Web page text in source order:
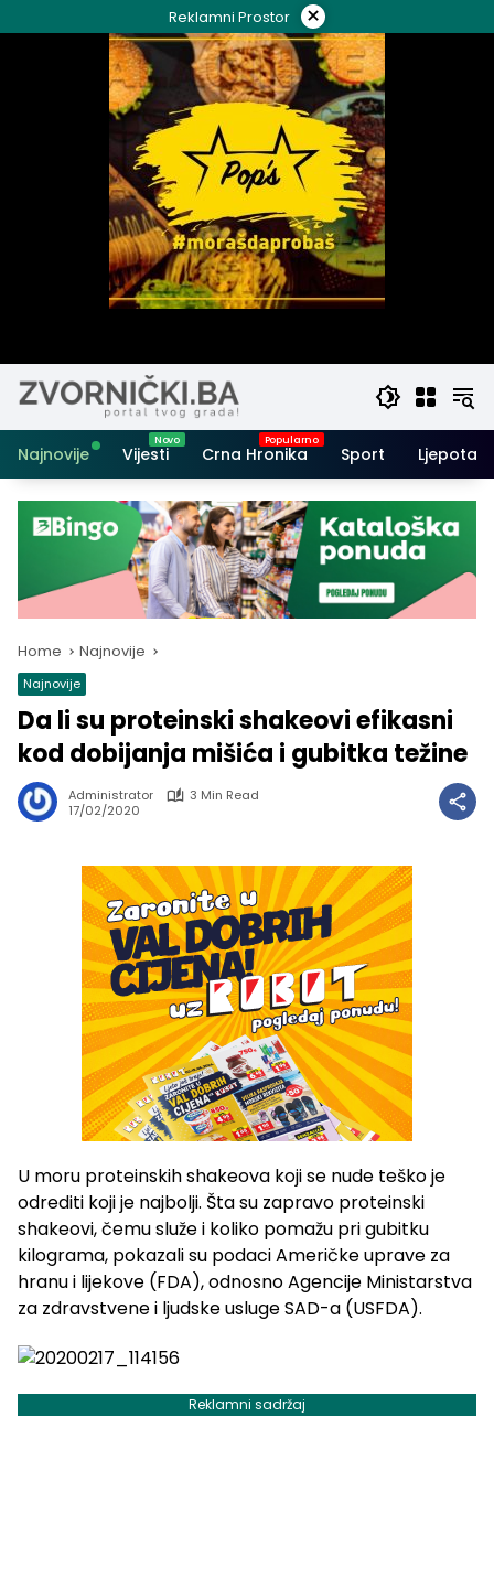
to
Reklamni Prostor ×
Najnovije Vijesti Crna Hronika Sport Ljepota i
Home Najnovije
Najnovije
Da li su proteinski shakeovi efikasni
kod dobijanja mišića i gubitka težine
Administrator
3 Min Read
17/02/2020
U moru proteinskih shakeova koji se nude teško je
odrediti koji je najbolji. Šta su zapravo proteinski
shakeovi, čemu služe i koliko pomažu pri gubitku
kilograma, pokazali su podaci Američke uprave za
hranu i lijekove (FDA), odnosno Agencije Ministarstva
za zdravstvene i ljudske usluge SAD-a (USFDA).
Reklamni sadržaj